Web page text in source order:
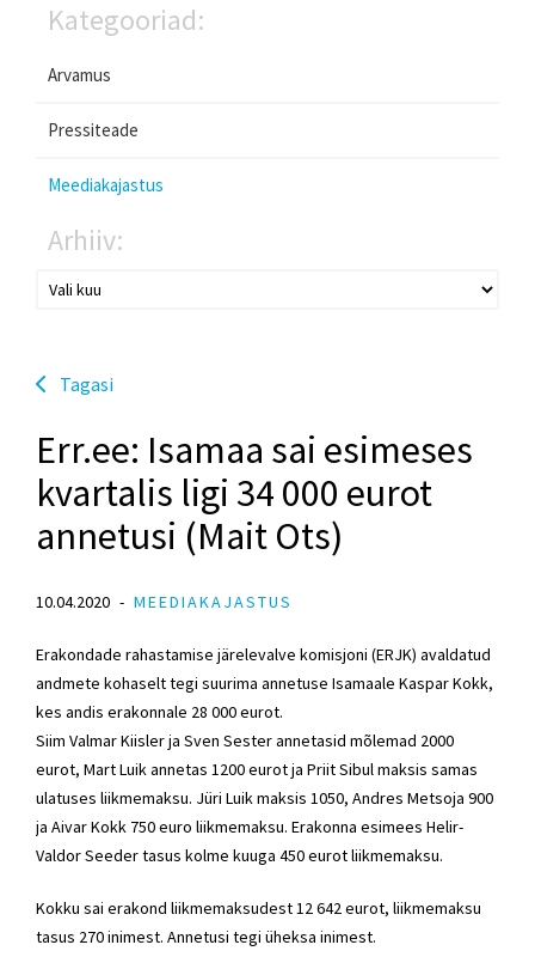
Kategooriad:
Arvamus
Pressiteade
Meediakajastus
Arhiiv:
Tagasi
Err.ee: Isamaa sai esimeses
kvartalis ligi 34 000 eurot
annetusi (Mait Ots)
10.04.2020 MEEDIAKAJASTUS
Erakondade rahastamise järelevalve komisjoni (ERJK) avaldatud
andmete kohaselt tegi suurima annetuse Isamaale Kaspar Kokk,
kes andis erakonnale 28 000 eurot.
Siim Valmar Kiisler ja Sven Sester annetasid mõlemad 2000
eurot, Mart Luik annetas 1200 eurot ja Priit Sibul maksis samas
ulatuses liikmemaksu. Jüri Luik maksis 1050, Andres Metsoja 900
ja Aivar Kokk 750 euro liikmemaksu. Erakonna esimees Helir-
Valdor Seeder tasus kolme kuuga 450 eurot liikmemaksu.
Kokku sai erakond liikmemaksudest 12 642 eurot, liikmemaksu
tasus 270 inimest. Annetusi tegi üheksa inimest.